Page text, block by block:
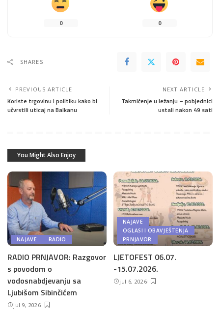
0 0
SHARES
PREVIOUS ARTICLE
Koriste trgovinu i politiku kako bi
učvrstili uticaj na Balkanu
NEXT ARTICLE
Takmičenje u ležanju – pobjednici
ustali nakon 49 sati
You Might Also Enjoy
NAJAVE RADIO
RADIO PRNJAVOR: Razgovor
s povodom o
vodosnabdjevanju sa
Ljubišom Sibinčićem
jul 9, 2026
NAJAVE
OGLASI I OBAVJEŠTENJA
PRNJAVOR
LJETOFEST 06.07.
-15.07.2026.
jul 6, 2026